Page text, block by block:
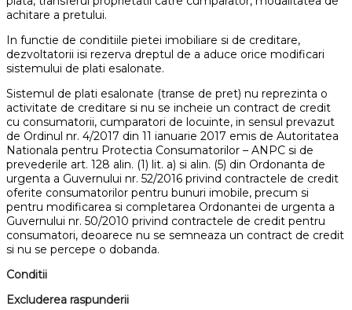
achitare a pretului.
In functie de conditiile pietei imobiliare si de creditare,
dezvoltatorii isi rezerva dreptul de a aduce orice modificari
sistemului de plati esalonate.
Sistemul de plati esalonate (transe de pret) nu reprezinta o
activitate de creditare si nu se incheie un contract de credit
cu consumatorii, cumparatori de locuinte, in sensul prevazut
de Ordinul nr. 4/2017 din 11 ianuarie 2017 emis de Autoritatea
Nationala pentru Protectia Consumatorilor – ANPC si de
prevederile art. 128 alin. (1) lit. a) si alin. (5) din Ordonanta de
urgenta a Guvernului nr. 52/2016 privind contractele de credit
oferite consumatorilor pentru bunuri imobile, precum si
pentru modificarea si completarea Ordonantei de urgenta a
Guvernului nr. 50/2010 privind contractele de credit pentru
consumatori, deoarece nu se semneaza un contract de credit
si nu se percepe o dobanda.
Conditii
Excluderea raspunderii